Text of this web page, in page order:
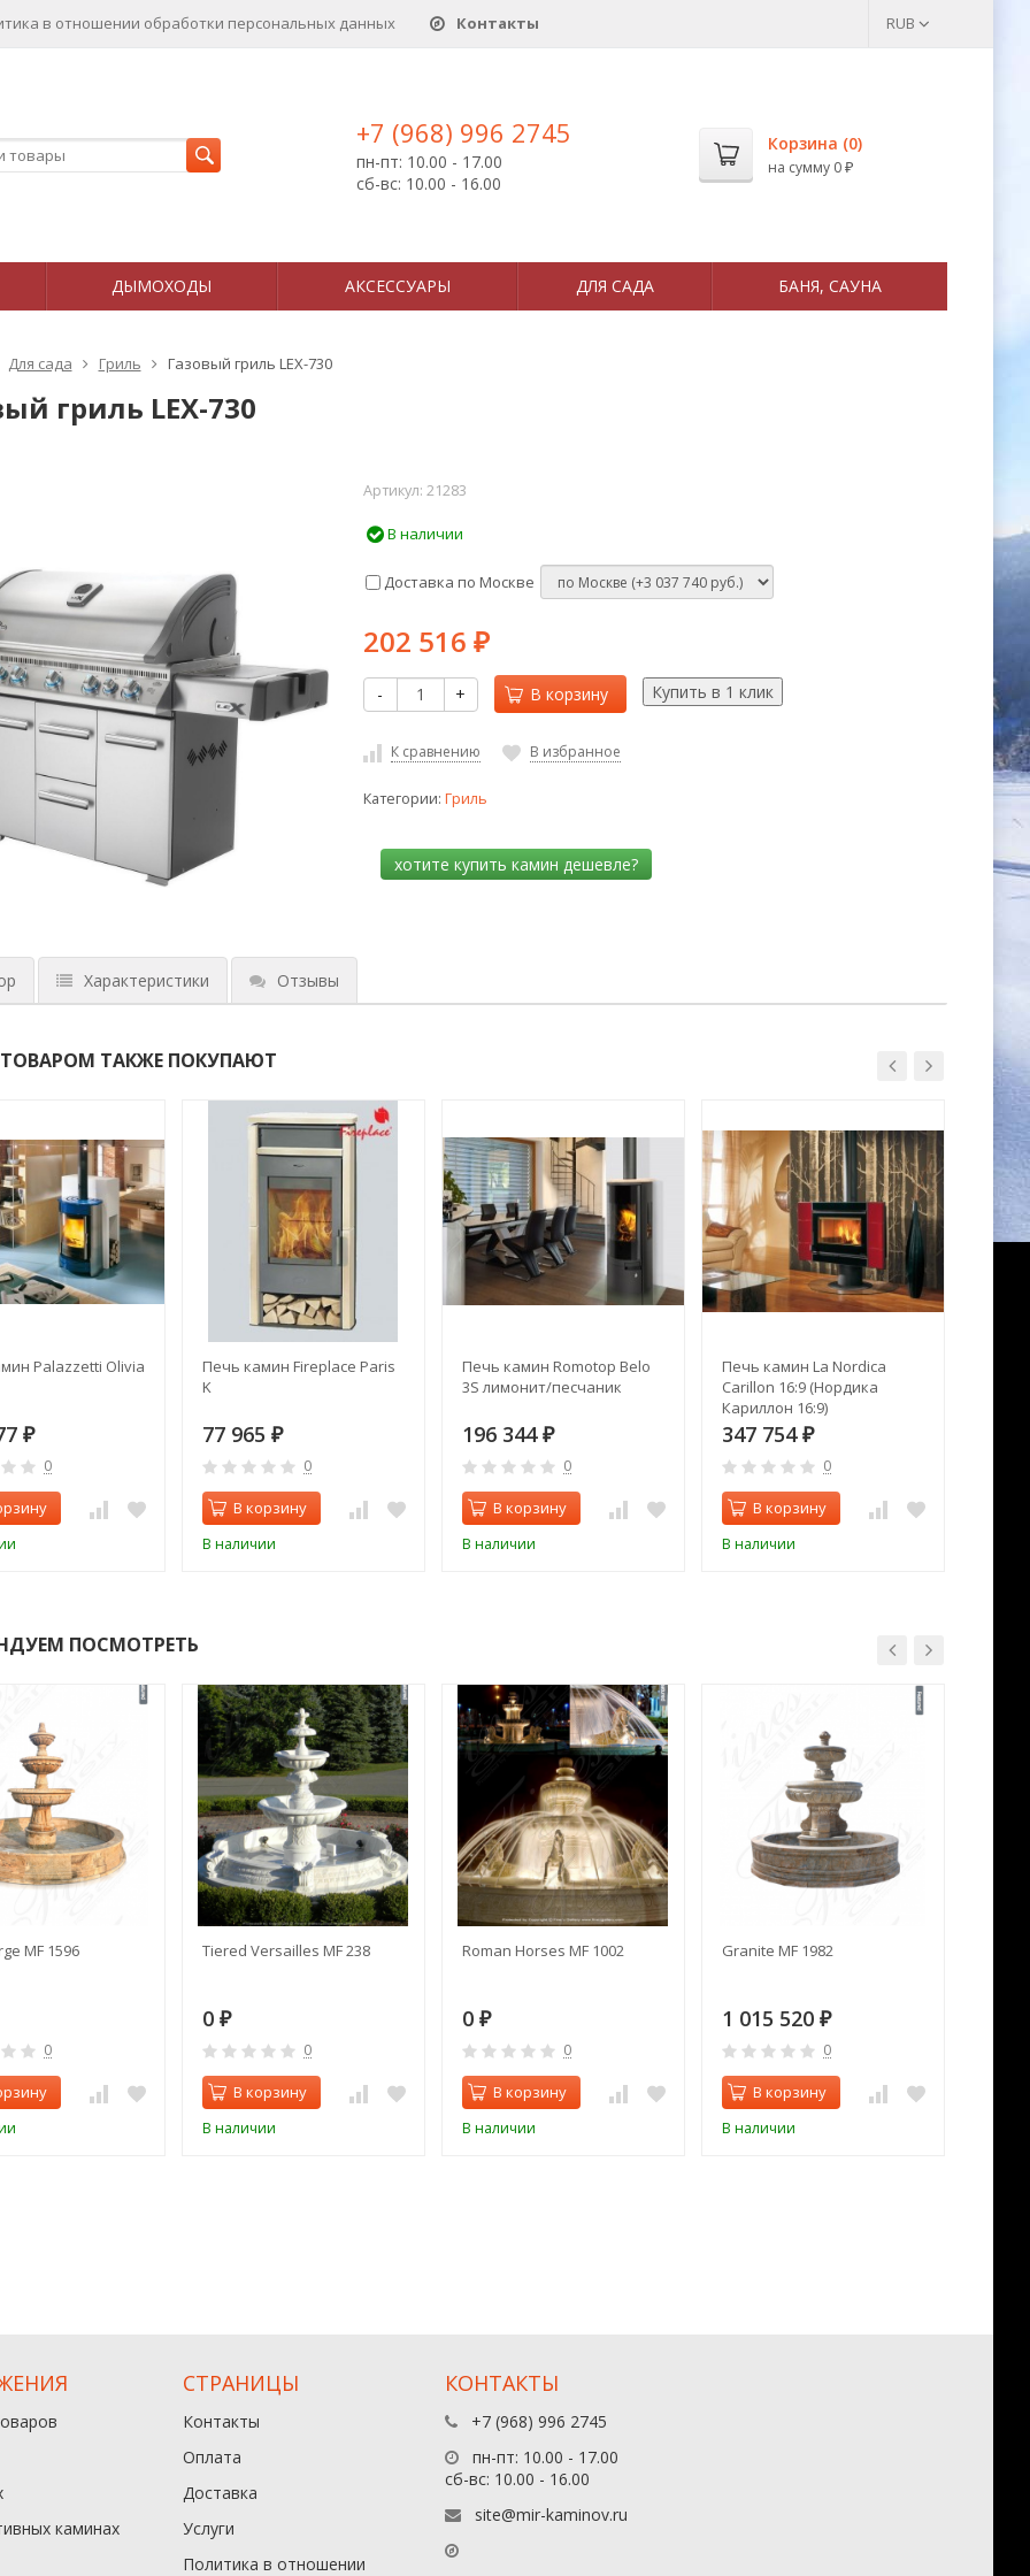
в отношении обработки персональных данныx Контакты RUB
+7 (968) 996 2745
пн-пт: 10.00 - 17.00
сб-вс: 10.00 - 16.00
Корзина (0)
на сумму 0 ₽
ДЫМОХОДЫ АКСЕССУАРЫ ДЛЯ САДА БАНЯ, САУНА
Для сада Гриль Газовый гриль LEX-730
гриль LEX-730
Артикул: 21283
В наличии
Доставка по Москве
202 516 ₽
- + В корзину
К сравнению В избранное
Категории: Гриль
Характеристики Отзывы
ТАКЖЕ ПОКУПАЮТ
Palazzetti Olivia
₽
0
Печь камин Fireplace Paris
K
77 965 ₽
0
В корзину
В наличии
Печь камин Romotop Belo
3S лимонит/песчаник
196 344 ₽
0
В корзину
В наличии
Печь камин La Nordica
Carillon 16:9 (Нордика
Кариллон 16:9)
347 754 ₽
0
В корзину
В наличии
ПОСМОТРЕТЬ
MF 1596
0
Tiered Versailles MF 238
0 ₽
0
В корзину
В наличии
Roman Horses MF 1002
0 ₽
0
В корзину
В наличии
Granite MF 1982
1 015 520 ₽
0
В корзину
В наличии
каминах
СТРАНИЦЫ
Контакты
Оплата
Доставка
Услуги
Политика в отношении
КОНТАКТЫ
+7 (968) 996 2745
пн-пт: 10.00 - 17.00
сб-вс: 10.00 - 16.00
site@mir-kaminov.ru